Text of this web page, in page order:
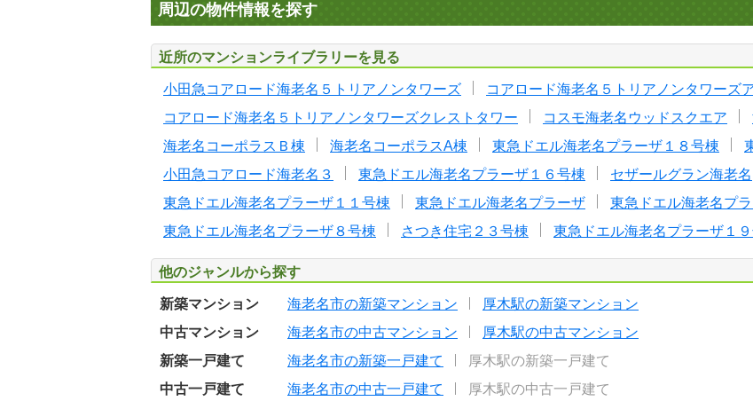
周辺の物件情報を探す
近所のマンションライブラリーを見る
小田急コアロード海老名５トリアノンタワーズ
コアロード海老名５トリアノンタワーズ
コアロード海老名５トリアノンタワーズクレストタワー
コスモ海老名ウッドスクエア
海老名コーポラスＢ棟
海老名コーポラスA棟 東急ドエル海老名プラーザ１８号棟
小田急コアロード海老名３
東急ドエル海老名プラーザ１６号棟 セザールグラン海老名
東急ドエル海老名プラーザ１１号棟
東急ドエル海老名プラーザ 東急ドエル海老名プ
東急ドエル海老名プラーザ８号棟
さつき住宅２３号棟 東急ドエル海老名プラーザ１
他のジャンルから探す
新築マンション 海老名市の新築マンション
厚木駅の新築マンション
中古マンション
海老名市の中古マンション
厚木駅の中古マンション
新築一戸建て
海老名市の新築一戸建て
厚木駅の新築一戸建て
中古一戸建て
海老名市の中古一戸建て
厚木駅の中古一戸建て